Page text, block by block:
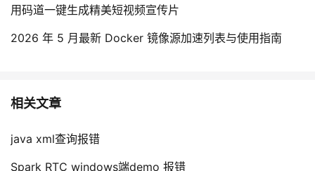
用码道一键生成精美短视频宣传片
2026 年 5 月最新 Docker 镜像源加速列表与使用指南
相关文章
java xml查询报错
Spark RTC windows端demo 报错